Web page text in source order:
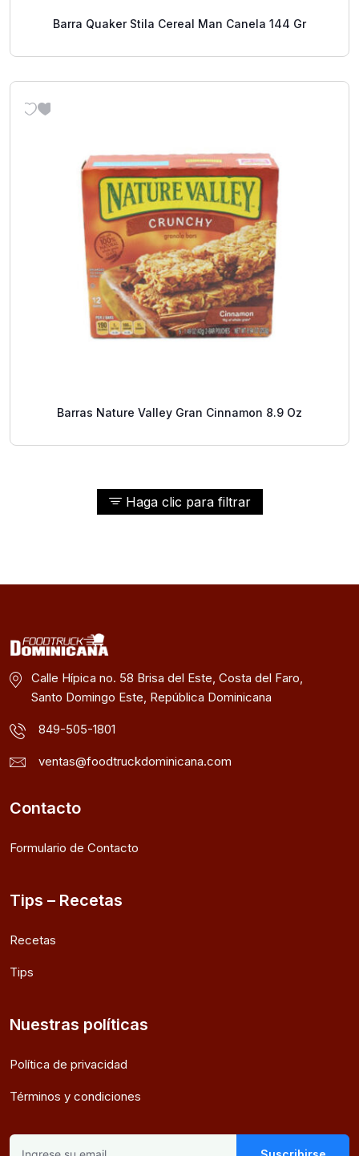
Haga clic para filtrar
Barra Quaker Stila Cereal Man Canela 144 Gr
Barras Nature Valley Gran Cinnamon 8.9 Oz
Calle Hípica no. 58 Brisa del Este, Costa del Faro,
Santo Domingo Este, República Dominicana
849-505-1801
ventas@foodtruckdominicana.com
Contacto
Formulario de Contacto
Tips – Recetas
Recetas
Tips
Nuestras políticas
Política de privacidad
Términos y condiciones